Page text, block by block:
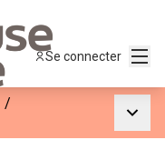
Se connecter
/